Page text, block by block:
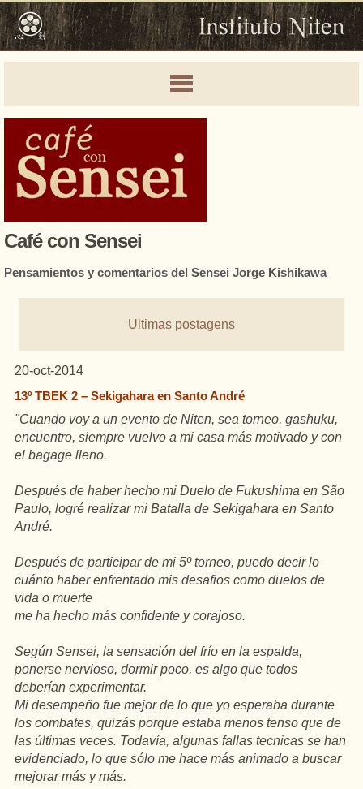
Café con Sensei
Pensamientos y comentarios del Sensei Jorge Kishikawa
Ultimas postagens
20-oct-2014
13º TBEK 2 – Sekigahara en Santo André
"Cuando voy a un evento de Niten, sea torneo, gashuku,
encuentro, siempre vuelvo a mi casa más motivado y con
el bagage lleno.
Después de haber hecho mi Duelo de Fukushima en São
Paulo, logré realizar mi Batalla de Sekigahara en Santo
André.
Después de participar de mi 5º torneo, puedo decir lo
cuánto haber enfrentado mis desafios como duelos de
vida o muerte
me ha hecho más confidente y corajoso.
Según Sensei, la sensación del frío en la espalda,
ponerse nervioso, dormir poco, es algo que todos
deberían experimentar.
Mi desempeño fue mejor de lo que yo esperaba durante
los combates, quizás porque estaba menos tenso que de
las últimas veces. Todavía, algunas fallas tecnicas se han
evidenciado, lo que sólo me hace más animado a buscar
mejorar más y más.